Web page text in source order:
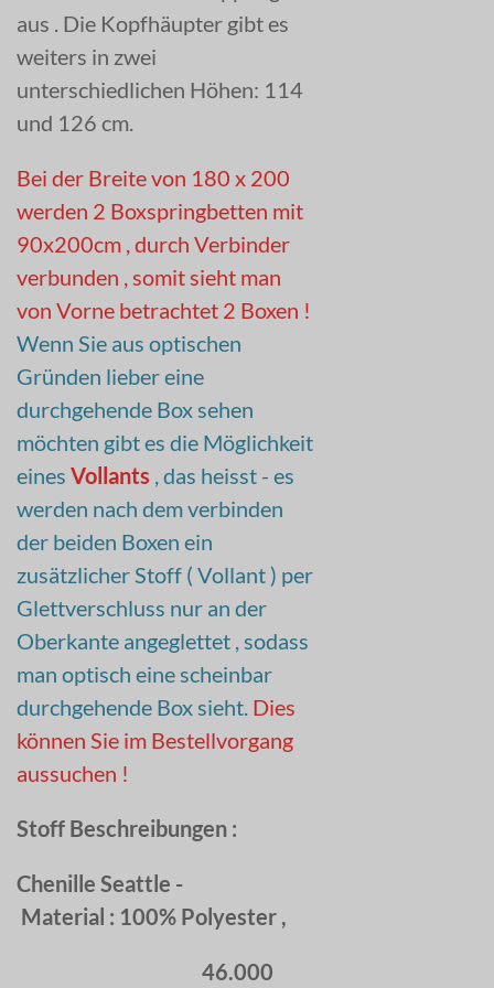
aus . Die Kopfhäupter gibt es
weiters in zwei
unterschiedlichen Höhen: 114
und 126 cm.
Bei der Breite von 180 x 200
werden 2 Boxspringbetten mit
90x200cm , durch Verbinder
verbunden , somit sieht man
von Vorne betrachtet 2 Boxen !
Wenn Sie aus optischen
Gründen lieber eine
durchgehende Box sehen
möchten gibt es die Möglichkeit
einesVollants , das heisst - es
werden nach dem verbinden
der beiden Boxen ein
zusätzlicher Stoff ( Vollant ) per
Glettverschluss nur an der
Oberkante angeglettet , sodass
man optisch eine scheinbar
durchgehende Box sieht. Dies
können Sie im Bestellvorgang
aussuchen !
Stoff Beschreibungen :
Chenille Seattle -
Material : 100% Polyester ,
46.000